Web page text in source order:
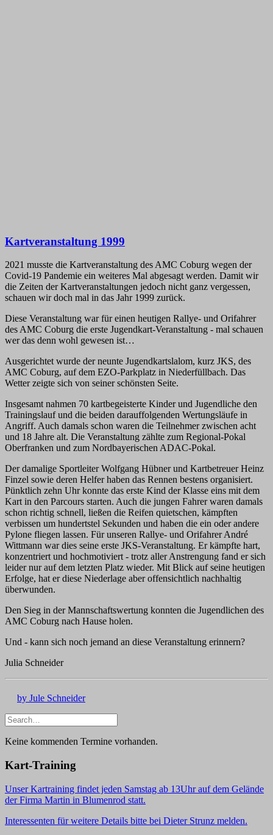
Kartveranstaltung 1999
2021 musste die Kartveranstaltung des AMC Coburg wegen der
Covid-19 Pandemie ein weiteres Mal abgesagt werden. Damit wir
die Zeiten der Kartveranstaltungen jedoch nicht ganz vergessen,
schauen wir doch mal in das Jahr 1999 zurück.
Diese Veranstaltung war für einen heutigen Rallye- und Orifahrer
des AMC Coburg die erste Jugendkart-Veranstaltung - mal schauen
wer das denn wohl gewesen ist…
Ausgerichtet wurde der neunte Jugendkartslalom, kurz JKS, des
AMC Coburg, auf dem EZO-Parkplatz in Niederfüllbach. Das
Wetter zeigte sich von seiner schönsten Seite.
Insgesamt nahmen 70 kartbegeisterte Kinder und Jugendliche den
Trainingslauf und die beiden darauffolgenden Wertungsläufe in
Angriff. Auch damals schon waren die Teilnehmer zwischen acht
und 18 Jahre alt. Die Veranstaltung zählte zum Regional-Pokal
Oberfranken und zum Nordbayerischen ADAC-Pokal.
Der damalige Sportleiter Wolfgang Hübner und Kartbetreuer Heinz
Finzel sowie deren Helfer haben das Rennen bestens organisiert.
Pünktlich zehn Uhr konnte das erste Kind der Klasse eins mit dem
Kart in den Parcours starten. Auch die jungen Fahrer waren damals
schon richtig schnell, ließen die Reifen quietschen, kämpften
verbissen um hundertstel Sekunden und haben die ein oder andere
Pylone fliegen lassen. Für unseren Rallye- und Orifahrer André
Wittmann war dies seine erste JKS-Veranstaltung. Er kämpfte hart,
konzentriert und hochmotiviert - trotz aller Anstrengung fand er sich
leider nur auf dem letzten Platz wieder. Mit Blick auf seine heutigen
Erfolge, hat er diese Niederlage aber offensichtlich nachhaltig
überwunden.
Den Sieg in der Mannschaftswertung konnten die Jugendlichen des
AMC Coburg nach Hause holen.
Und - kann sich noch jemand an diese Veranstaltung erinnern?
Julia Schneider
by Jule Schneider
Keine kommenden Termine vorhanden.
Kart-Training
Unser Kartraining findet jeden Samstag ab 13Uhr auf dem Gelände
der Firma Martin in Blumenrod statt.
Interessenten für weitere Details bitte bei Dieter Strunz melden.